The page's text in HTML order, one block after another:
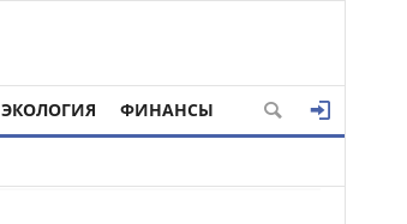
ЭКОЛОГИЯ ФИНАНСЫ